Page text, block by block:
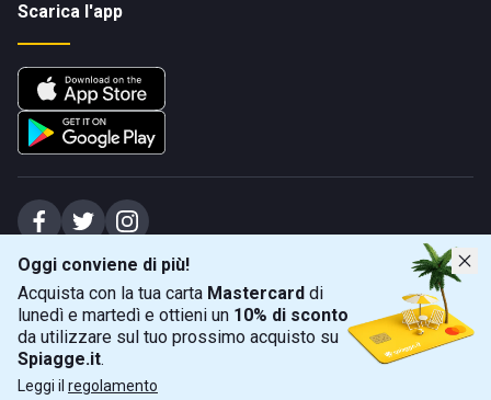
Oggi conviene di più!
Acquista con la tua carta Mastercard di
lunedì e martedì e ottieni un 10% di sconto
da utilizzare sul tuo prossimo acquisto su
Spiagge.it.
Leggi il regolamento
Scarica l'app
Spiagge Srl - Sede legale: Via Marecchiese 48, 47923 Rimini (RN), IT -
capitale sociale Euro 31245,57 - Iscritta al registro delle imprese di Rimini
Sede operativa: Via Flaminia 180, 47924 Rimini (RN), IT
+39 0541 772375
info@spiagge.it - p.i./c.f. 04536640404
© 2026 Spiagge Srl. Tutti i diritti riservati.